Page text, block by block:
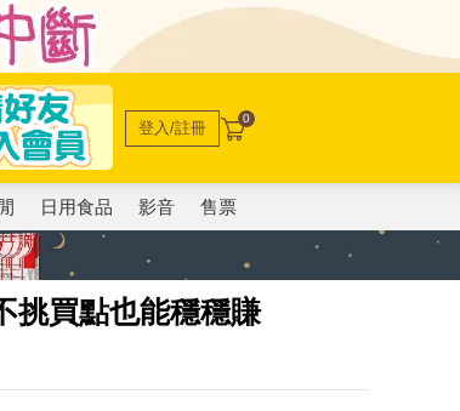
登入/註冊 0
日用食品 影音 售票
挑買點也能穩穩賺